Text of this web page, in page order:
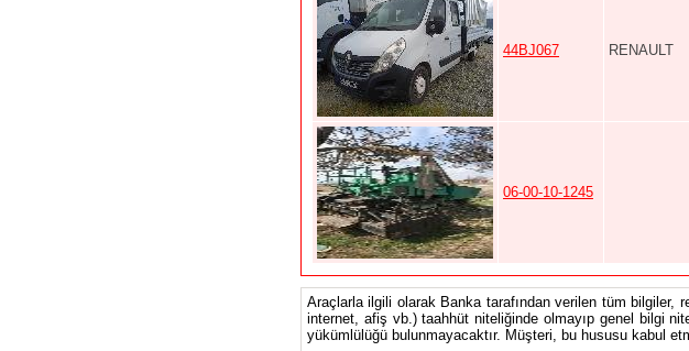
44BJ067 RENAULT
06-00-10-1245
Araçlarla ilgili olarak Banka tarafından verilen tüm bilgiler,
internet, afiş vb.) taahhüt niteliğinde olmayıp genel bilgi
yükümlülüğü bulunmayacaktır. Müşteri, bu hususu kabul